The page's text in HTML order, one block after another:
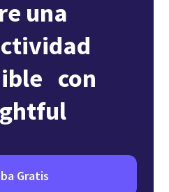
una
con
Gratis